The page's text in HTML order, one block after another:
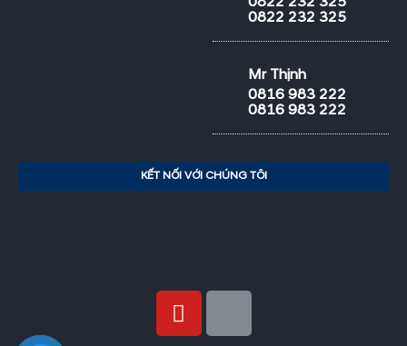
0822 232 325
Mr Thịnh
0816 983 222
0816 983 222
KẾT NỐI VỚI CHÚNG TÔI